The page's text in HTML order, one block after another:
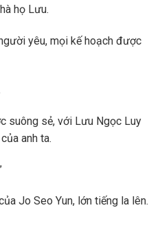
họ Lưu.
yêu, mọi kế hoạch được
suông sẻ, với Lưu Ngọc Luy
anh ta.
Jo Seo Yun, lớn tiếng la lên.